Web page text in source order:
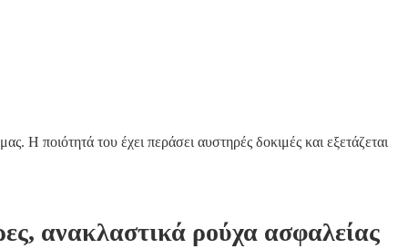
Η ποιότητά του έχει περάσει αυστηρές δοκιμές και εξετάζεται
ανακλαστικά ρούχα ασφαλείας